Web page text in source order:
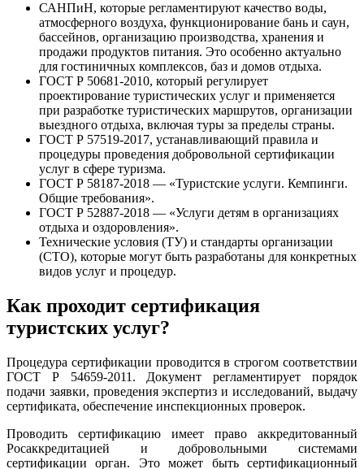
САНПиН, которые регламентируют качество воды,
атмосферного воздуха, функционирование бань и саун,
бассейнов, организацию производства, хранения и
продажи продуктов питания. Это особенно актуально
для гостиничных комплексов, баз и домов отдыха.
ГОСТ Р 50681-2010, который регулирует
проектирование туристических услуг и применяется
при разработке туристических маршрутов, организации
выездного отдыха, включая туры за пределы страны.
ГОСТ Р 57519-2017, устанавливающий правила и
процедуры проведения добровольной сертификации
услуг в сфере туризма.
ГОСТ Р 58187-2018 — «Туристские услуги. Кемпинги.
Общие требования».
ГОСТ Р 52887-2018 — «Услуги детям в организациях
отдыха и оздоровления».
Технические условия (ТУ) и стандарты организации
(СТО), которые могут быть разработаны для конкретных
видов услуг и процедур.
Как проходит сертификация
туристских услуг?
Процедура сертификации проводится в строгом соответствии
ГОСТ Р 54659-2011. Документ регламентирует порядок
подачи заявки, проведения экспертиз и исследований, выдачу
сертификата, обеспечение инспекционных проверок.
Проводить сертификацию имеет право аккредитованный
Росаккредитацией и добровольными системами
сертификации орган. Это может быть сертификационный